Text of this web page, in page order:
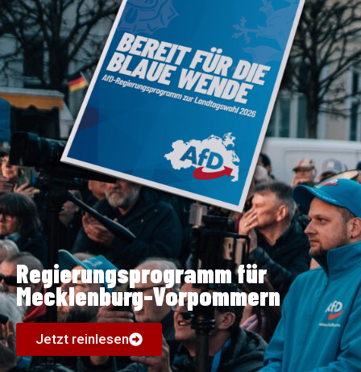
Regierungsprogramm für
Mecklenburg-Vorpommern
Jetzt reinlesen